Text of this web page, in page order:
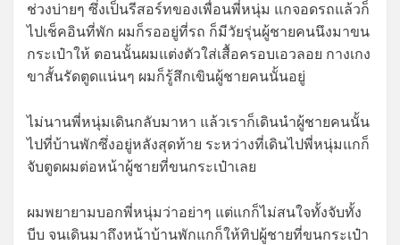
ช่วงบ่ายๆ ซึ่งเป็นรีสอร์ทของเพื่อนพี่หนุ่ม แกจอดรถแล้วก็
ไปเช็คอินที่พัก ผมก็รออยู่ที่รถ ก็มีวัยรุ่นผู้ชายคนนึงมาขน
กระเป๋าให้ ตอนนั้นผมแต่งตัวใส่เสื้อครอบเอวลอย กางเกง
ขาสั้นรัดตูดแน่นๆ ผมก็รู้สึกเขินผู้ชายคนนั้นอยู่
ไม่นานพี่หนุ่มเดินกลับมาหา แล้วเราก็เดินนำผู้ชายคนนั้น
ไปที่บ้านพักซึ่งอยู่หลังสุดท้าย ระหว่างที่เดินไปพี่หนุ่มแกก็
จับตูดผมต่อหน้าผู้ชายที่ขนกระเป๋าเลย
ผมพยายามบอกพี่หนุ่มว่าอย่าๆ แต่แกก็ไม่สนใจทั้งจับทั้ง
บีบ จนเดินมาถึงหน้าบ้านพักแกก็ให้ทิปผู้ชายที่ขนกระเป๋า